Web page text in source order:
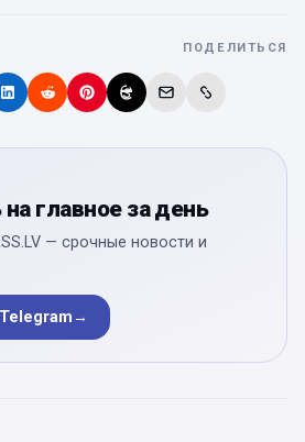
ПОДЕЛИТЬСЯ
главное за день
— срочные новости и
→